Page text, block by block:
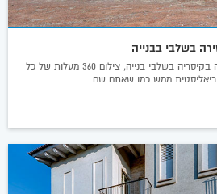
בשלבי בבנייה
צילום ייחודי וחדשני של טירה בקיסריה בשלבי בנייה, צילום 360 מעלות של כל
ממש כמו שאתם שם.